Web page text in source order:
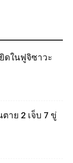
ดในฟูจิซาวะ
าย 2 เจ็บ 7 ขู่